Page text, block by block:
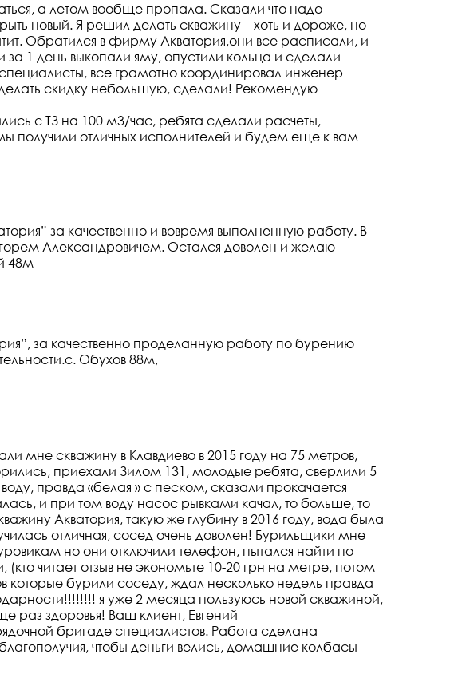
а летом вообще пропала. Сказали что надо
новый. Я решил делать скважину – хоть и дороже, но
Обратился в фирму Акватория,они все расписали, и
1 день выкопали яму, опустили кольца и сделали
все грамотно координировал инженер
скидку небольшую, сделали! Рекомендую
с ТЗ на 100 м3/час, ребята сделали расчеты,
получили отличных исполнителей и будем еще к вам
за качественно и вовремя выполненную работу. В
Александровичем. Остался доволен и желаю
48м
за качественно проделанную работу по бурению
Обухов 88м,
мне скважину в Клавдиево в 2015 году на 75 метров,
приехали Зилом 131, молодые ребята, сверлили 5
правда «белая » с песком, сказали прокачается
и при том воду насос рывками качал, то больше, то
Акватория, такую же глубину в 2016 году, вода была
отличная, сосед очень доволен! Бурильщики мне
но они отключили телефон, пытался найти по
читает отзыв не экономьте 10-20 грн на метре, потом
которые бурили соседу, ждал несколько недель правда
я уже 2 месяца пользуюсь новой скважиной,
раз здоровья! Ваш клиент, Евгений
бригаде специалистов. Работа сделана
чтобы деньги велись, домашние колбасы